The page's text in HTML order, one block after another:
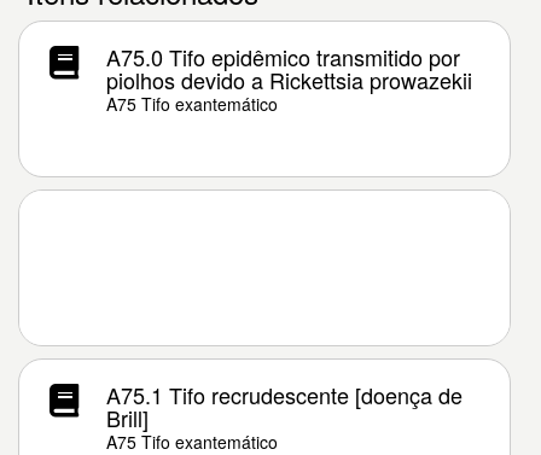
A75.0 Tifo epidêmico transmitido por
piolhos devido a Rickettsia prowazekii
A75 Tifo exantemático
A75.1 Tifo recrudescente [doença de
Brill]
A75 Tifo exantemático